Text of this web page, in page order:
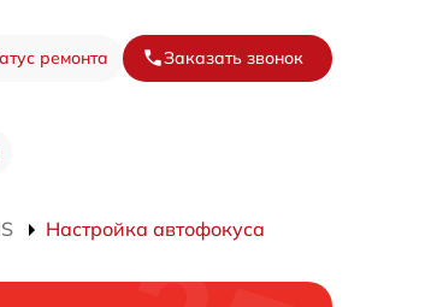
ремонта Заказать звонок
Настройка автофокуса